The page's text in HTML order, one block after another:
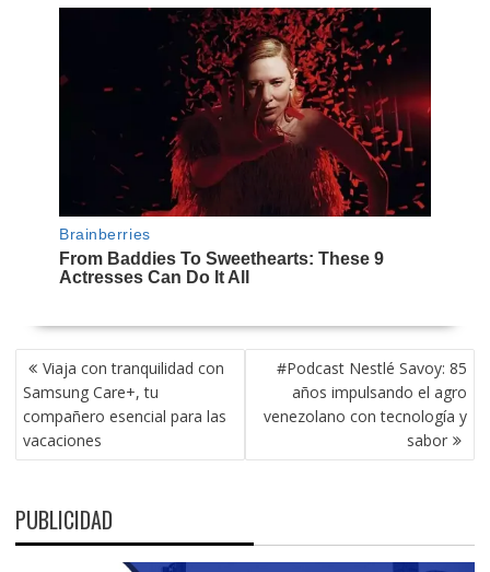
NAVEGACIÓN
DE
ENTRADAS
Viaja con tranquilidad con
Samsung Care+, tu
compañero esencial para las
vacaciones
#Podcast Nestlé Savoy: 85
años impulsando el agro
venezolano con tecnología y
sabor
PUBLICIDAD